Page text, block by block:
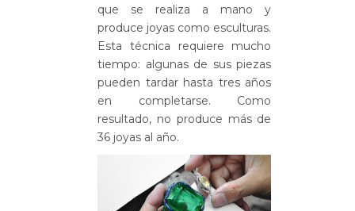
que se realiza a mano y
produce joyas como esculturas.
Esta técnica requiere mucho
tiempo: algunas de sus piezas
pueden tardar hasta tres años
en completarse. Como
resultado, no produce más de
36 joyas al año.